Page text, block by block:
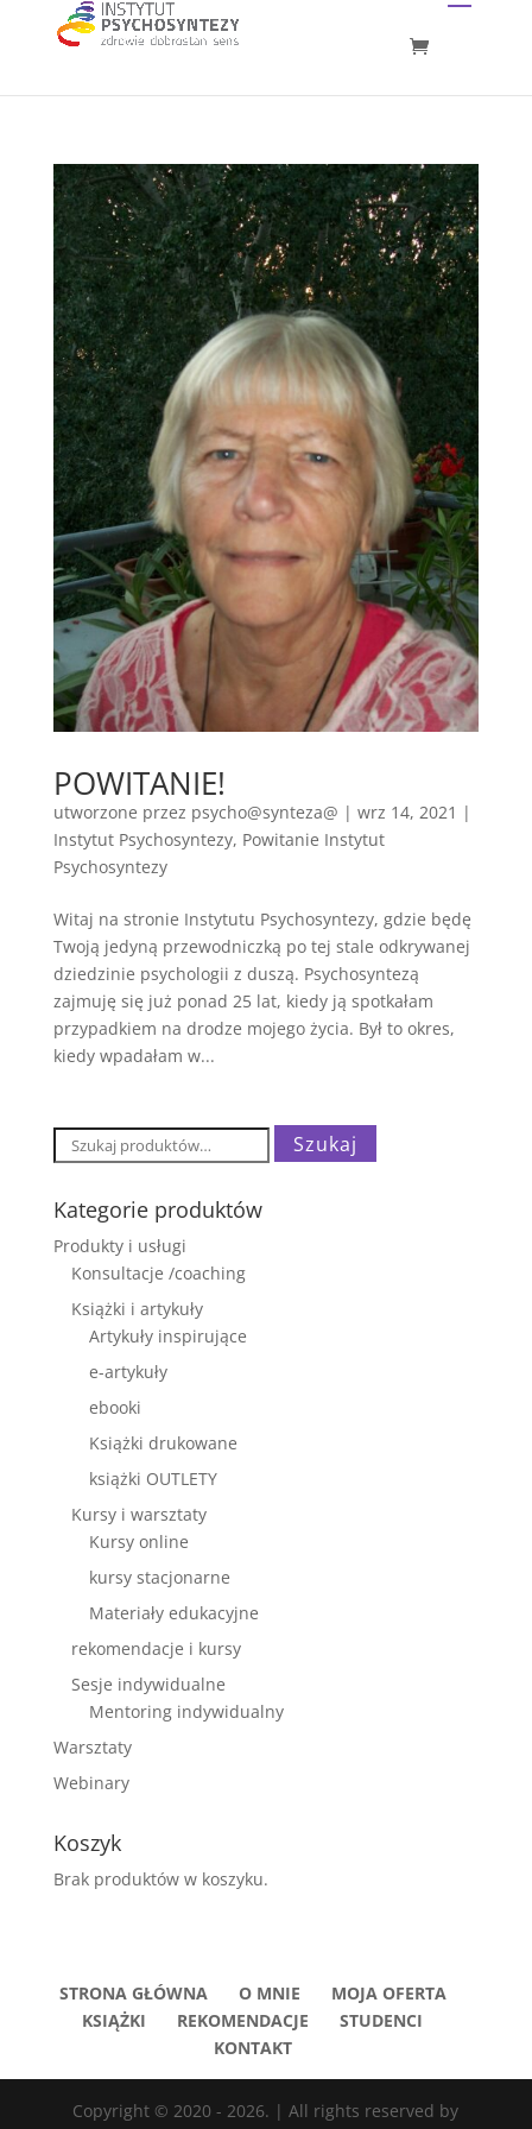
POWITANIE!
utworzone przez psycho@synteza@ | wrz 14, 2021 |
Instytut Psychosyntezy, Powitanie Instytut
Psychosyntezy
Witaj na stronie Instytutu Psychosyntezy, gdzie będę
Twoją jedyną przewodniczką po tej stale odkrywanej
dziedzinie psychologii z duszą. Psychosyntezą
zajmuję się już ponad 25 lat, kiedy ją spotkałam
przypadkiem na drodze mojego życia. Był to okres,
kiedy wpadałam w...
Szukaj: Szukaj
Kategorie produktów
Produkty i usługi
Konsultacje /coaching
Książki i artykuły
Artykuły inspirujące
e-artykuły
ebooki
Książki drukowane
książki OUTLETY
Kursy i warsztaty
Kursy online
kursy stacjonarne
Materiały edukacyjne
rekomendacje i kursy
Sesje indywidualne
Mentoring indywidualny
Warsztaty
Webinary
Koszyk
Brak produktów w koszyku.
STRONA GŁÓWNA O MNIE
MOJA OFERTA
KSIĄŻKI
REKOMENDACJE
STUDENCI
KONTAKT
Copyright © 2020 - 2026. | All rights reserved by